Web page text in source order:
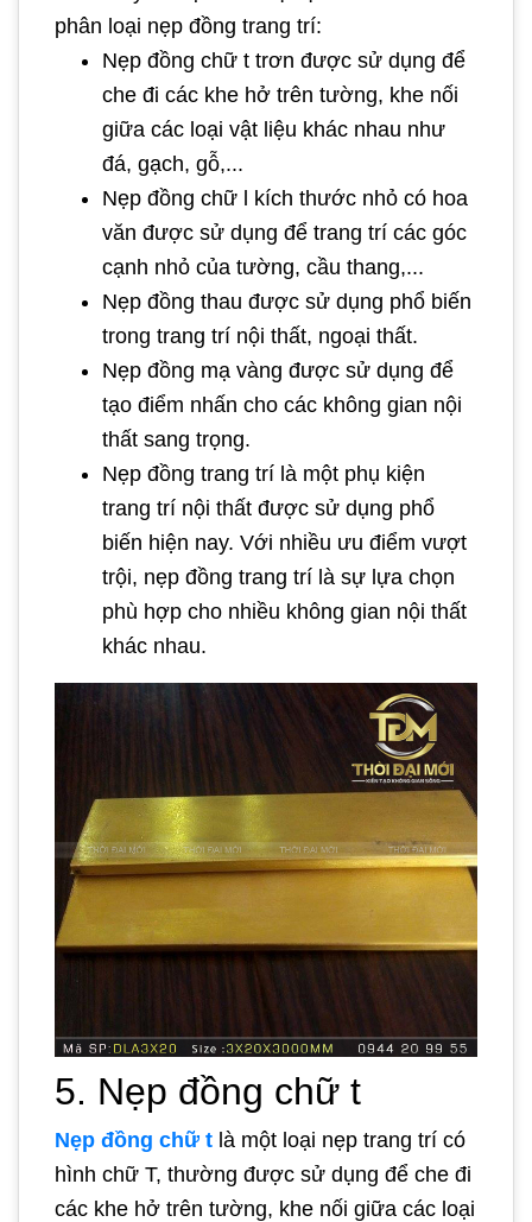
phân loại nẹp đồng trang trí:
Nẹp đồng chữ t trơn được sử dụng để
che đi các khe hở trên tường, khe nối
giữa các loại vật liệu khác nhau như
đá, gạch, gỗ,...
Nẹp đồng chữ l kích thước nhỏ có hoa
văn được sử dụng để trang trí các góc
cạnh nhỏ của tường, cầu thang,...
Nẹp đồng thau được sử dụng phổ biến
trong trang trí nội thất, ngoại thất.
Nẹp đồng mạ vàng được sử dụng để
tạo điểm nhấn cho các không gian nội
thất sang trọng.
Nẹp đồng trang trí là một phụ kiện
trang trí nội thất được sử dụng phổ
biến hiện nay. Với nhiều ưu điểm vượt
trội, nẹp đồng trang trí là sự lựa chọn
phù hợp cho nhiều không gian nội thất
khác nhau.
5. Nẹp đồng chữ t
Nẹp đồng chữ t là một loại nẹp trang trí có
hình chữ T, thường được sử dụng để che đi
các khe hở trên tường, khe nối giữa các loại